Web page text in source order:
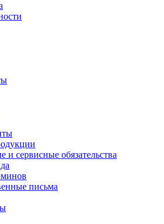
и сервисные обязательства
письма